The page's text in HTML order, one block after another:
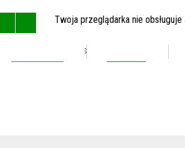
Twoja przeglądarka nie
MAPA STRONY